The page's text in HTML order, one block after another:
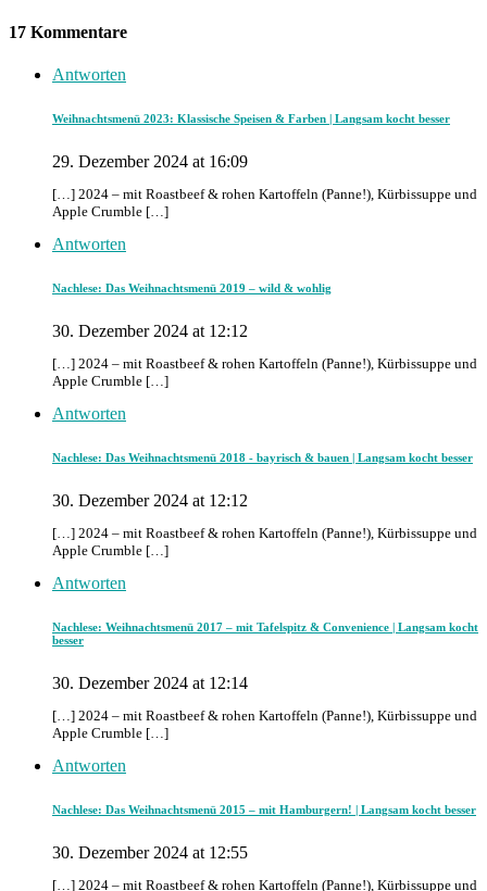
17 Kommentare
Antworten
Weihnachtsmenü 2023: Klassische Speisen & Farben | Langsam kocht besser
29. Dezember 2024 at 16:09
[…] 2024 – mit Roastbeef & rohen Kartoffeln (Panne!), Kürbissuppe und
Apple Crumble […]
Antworten
Nachlese: Das Weihnachtsmenü 2019 – wild & wohlig
30. Dezember 2024 at 12:12
[…] 2024 – mit Roastbeef & rohen Kartoffeln (Panne!), Kürbissuppe und
Apple Crumble […]
Antworten
Nachlese: Das Weihnachtsmenü 2018 - bayrisch & bauen | Langsam kocht besser
30. Dezember 2024 at 12:12
[…] 2024 – mit Roastbeef & rohen Kartoffeln (Panne!), Kürbissuppe und
Apple Crumble […]
Antworten
Nachlese: Weihnachtsmenü 2017 – mit Tafelspitz & Convenience | Langsam kocht
besser
30. Dezember 2024 at 12:14
[…] 2024 – mit Roastbeef & rohen Kartoffeln (Panne!), Kürbissuppe und
Apple Crumble […]
Antworten
Nachlese: Das Weihnachtsmenü 2015 – mit Hamburgern! | Langsam kocht besser
30. Dezember 2024 at 12:55
[…] 2024 – mit Roastbeef & rohen Kartoffeln (Panne!), Kürbissuppe und